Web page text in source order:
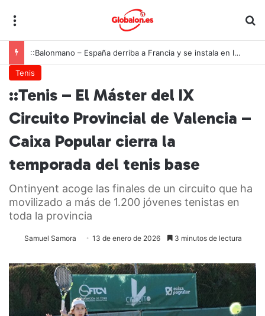
::Balonmano – España derriba a Francia y se instala en las semifinales del Europeo juvenil
Tenis
::Tenis – El Máster del IX
Circuito Provincial de Valencia –
Caixa Popular cierra la
temporada del tenis base
Ontinyent acoge las finales de un circuito que ha
movilizado a más de 1.200 jóvenes tenistas en
toda la provincia
Samuel Samora 13 de enero de 2026 3 minutos de lectura